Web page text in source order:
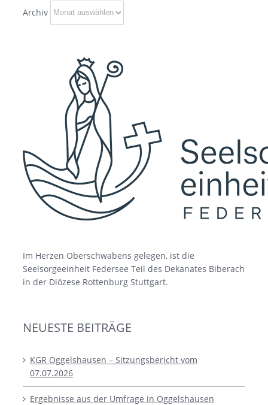
Archiv
Im Herzen Oberschwabens gelegen, ist die
Seelsorgeeinheit Federsee Teil des Dekanates Biberach
in der Diözese Rottenburg Stuttgart.
NEUESTE BEITRÄGE
KGR Oggelshausen – Sitzungsbericht vom
07.07.2026
Ergebnisse aus der Umfrage in Oggelshausen